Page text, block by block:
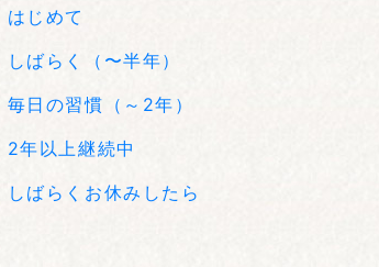
はじめて
しばらく（〜半年）
毎日の習慣（～2年）
2年以上継続中
しばらくお休みしたら